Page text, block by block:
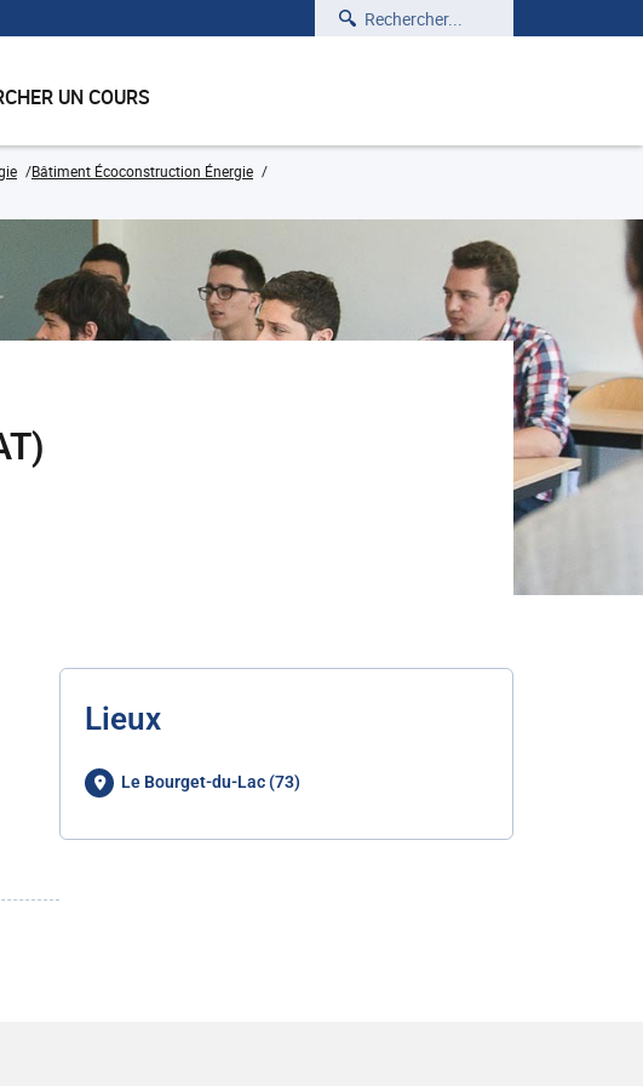
Rechercher
UN COURS
Bâtiment Écoconstruction Énergie
Lieux
Le Bourget-du-Lac (73)